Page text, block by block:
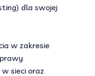
dla swojej
w zakresie
sieci oraz